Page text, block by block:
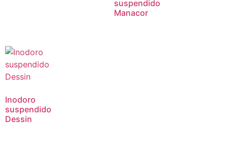
suspendido
Manacor
Inodoro
suspendido
Dessin